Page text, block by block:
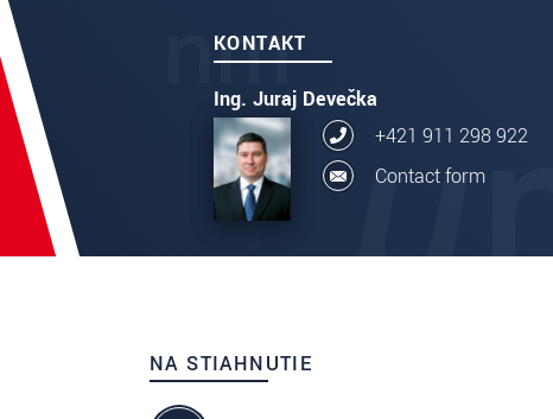
KONTAKT
Ing. Juraj Devečka
+421 911 298 922
Contact form
NA STIAHNUTIE